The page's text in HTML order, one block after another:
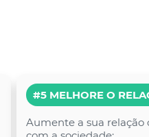
#5 MELHORE O
Aumente a sua relação